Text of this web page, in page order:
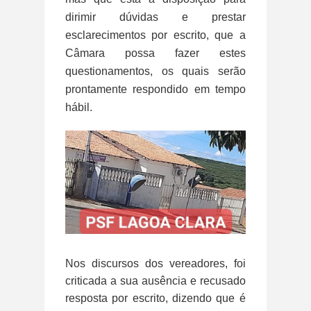
dirimir dúvidas e prestar
esclarecimentos por escrito, que a
Câmara possa fazer estes
questionamentos, os quais serão
prontamente respondido em tempo
hábil.
Nos discursos dos vereadores, foi
criticada a sua ausência e recusado
resposta por escrito, dizendo que é